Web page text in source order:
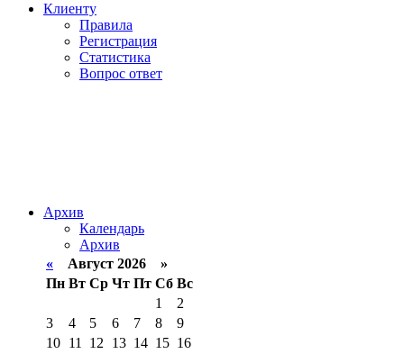
Клиенту
Правила
Регистрация
Статистика
Вопрос ответ
Архив
Календарь
Архив
« Август 2026 »
Пн Вт Ср Чт Пт Сб Вс
1
2
3
4 5 6 7 8
9
10 11 12 13 14 15 16